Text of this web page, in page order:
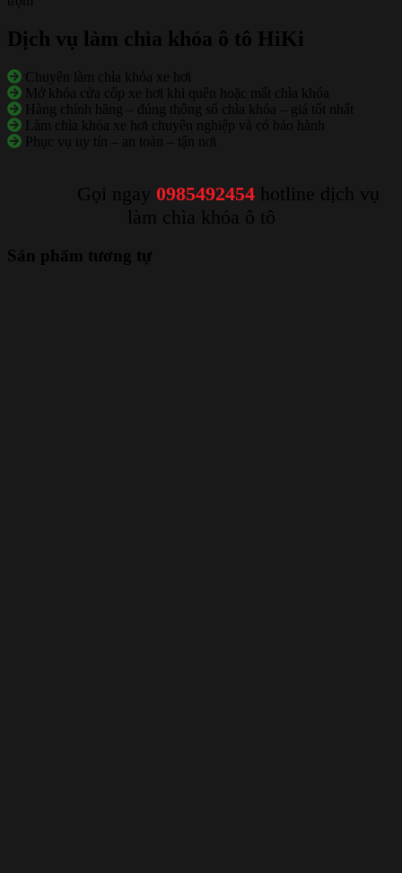
Dịch vụ làm chìa khóa ô tô HiKi
Chuyên làm chìa khóa xe hơi
Mở khóa cửa cốp xe hơi khi quên hoặc mất chìa khóa
Hàng chính hãng – đúng thông số chìa khóa – giá tốt nhất
Làm chìa khóa xe hơi chuyên nghiệp và có bảo hành
Phục vụ uy tín – an toàn – tận nơi
Gọi ngay 0985492454 hotline dịch vụ
làm chìa khóa ô tô
Sản phẩm tương tự